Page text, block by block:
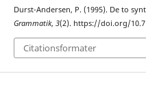
Durst-Andersen, P. (1995). De to
Grammatik, 3(2). https://doi.org/
Citationsformater